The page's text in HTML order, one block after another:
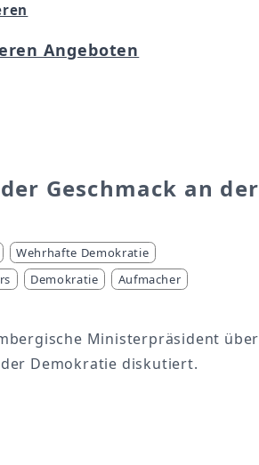
Geschmack an der
Wehrhafte Demokratie
Demokratie
Aufmacher
Ministerpräsident über
Demokratie diskutiert.
Angeboten